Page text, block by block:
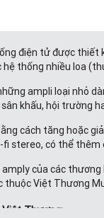
điện tử được
thống nhiều loa
ampli loại nhỏ
khấu, hội trường
cách tăng hoặc
stereo, có thể
của các
Việt Thương
Thương: